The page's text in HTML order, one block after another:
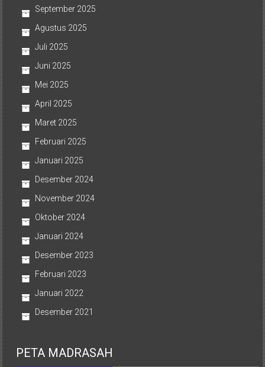
September 2025
Agustus 2025
Juli 2025
Juni 2025
Mei 2025
April 2025
Maret 2025
Februari 2025
Januari 2025
Desember 2024
November 2024
Oktober 2024
Januari 2024
Desember 2023
Februari 2023
Januari 2022
Desember 2021
PETA MADRASAH